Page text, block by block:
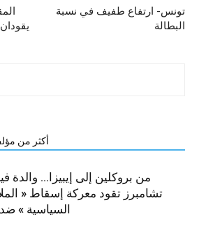
تونس- ارتفاع طفيف في نسبة
البطالة
أكثر من
من بروكلين إلى إيبيزا… والدة
تشامبرز تقود معركة إسقاط «
السياسية » ضد